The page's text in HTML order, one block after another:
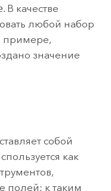
. В качестве
любой набор
примере,
значение
собой
как
полей; к таким